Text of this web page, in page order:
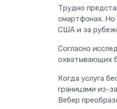
Трудно
смартфонах. Но
США и за
Согласно
охватывающих
Когда услуга
границами из-
Вебер